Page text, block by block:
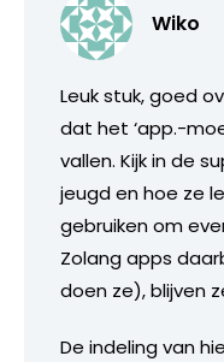
Wiko
Leuk stuk, goed
dat het ‘app.-
vallen. Kijk in de
jeugd en hoe ze
gebruiken om
Zolang apps
doen ze), blijven
De indeling van